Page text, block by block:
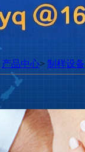
产品中心> 制样设备